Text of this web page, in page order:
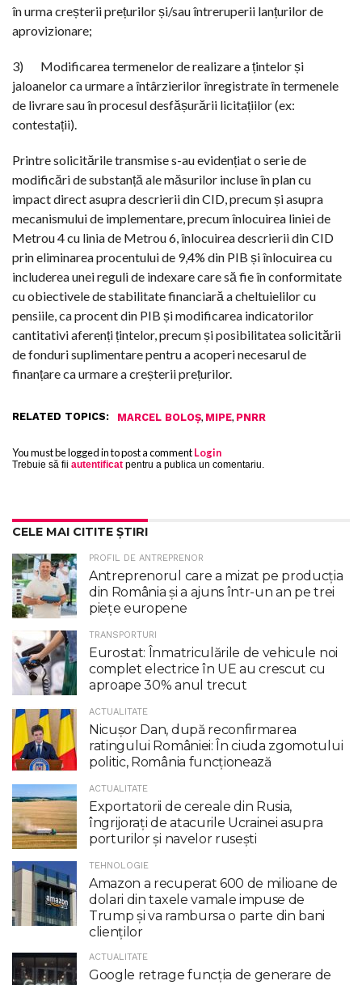
în urma creșterii prețurilor și/sau întreruperii lanțurilor de
aprovizionare;
3) Modificarea termenelor de realizare a țintelor și
jaloanelor ca urmare a întârzierilor înregistrate în termenele
de livrare sau în procesul desfășurării licitațiilor (ex:
contestații).
Printre solicitările transmise s-au evidențiat o serie de
modificări de substanță ale măsurilor incluse în plan cu
impact direct asupra descrierii din CID, precum și asupra
mecanismului de implementare, precum înlocuirea liniei de
Metrou 4 cu linia de Metrou 6, înlocuirea descrierii din CID
prin eliminarea procentului de 9,4% din PIB și înlocuirea cu
includerea unei reguli de indexare care să fie în conformitate
cu obiectivele de stabilitate financiară a cheltuielilor cu
pensiile, ca procent din PIB și modificarea indicatorilor
cantitativi aferenți țintelor, precum și posibilitatea solicitării
de fonduri suplimentare pentru a acoperi necesarul de
finanțare ca urmare a creșterii prețurilor.
RELATED TOPICS: MARCEL BOLOȘ, MIPE, PNRR
You must be logged in to post a commentLogin
Trebuie să fii autentificat pentru a publica un comentariu.
CELE MAI CITITE ȘTIRI
PROFIL DE ANTREPRENOR
Antreprenorul care a mizat pe producția
din România și a ajuns într-un an pe trei
piețe europene
TRANSPORTURI
Eurostat: Înmatriculările de vehicule noi
complet electrice în UE au crescut cu
aproape 30% anul trecut
ACTUALITATE
Nicuşor Dan, după reconfirmarea
ratingului României: În ciuda zgomotului
politic, România funcţionează
ACTUALITATE
Exportatorii de cereale din Rusia,
îngrijorați de atacurile Ucrainei asupra
porturilor și navelor rusești
TEHNOLOGIE
Amazon a recuperat 600 de milioane de
dolari din taxele vamale impuse de
Trump şi va rambursa o parte din bani
clienţilor
ACTUALITATE
Google retrage funcţia de generare de